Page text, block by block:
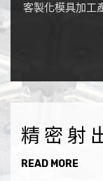
客製化模具加工
精密射
READ MORE